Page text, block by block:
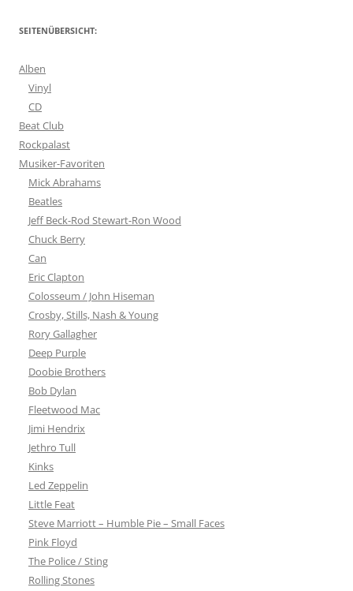
SEITENÜBERSICHT:
Alben
Vinyl
CD
Beat Club
Rockpalast
Musiker-Favoriten
Mick Abrahams
Beatles
Jeff Beck-Rod Stewart-Ron Wood
Chuck Berry
Can
Eric Clapton
Colosseum / John Hiseman
Crosby, Stills, Nash & Young
Rory Gallagher
Deep Purple
Doobie Brothers
Bob Dylan
Fleetwood Mac
Jimi Hendrix
Jethro Tull
Kinks
Led Zeppelin
Little Feat
Steve Marriott – Humble Pie – Small Faces
Pink Floyd
The Police / Sting
Rolling Stones